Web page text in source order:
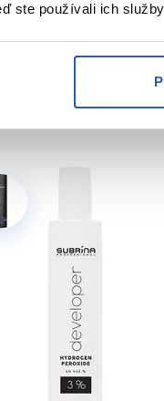
ste používali ich
Subrina
Professional vyvíjaču
vyvíjače v
15 - 25 minút podľa
výsledky použite
trvácnosti farby.